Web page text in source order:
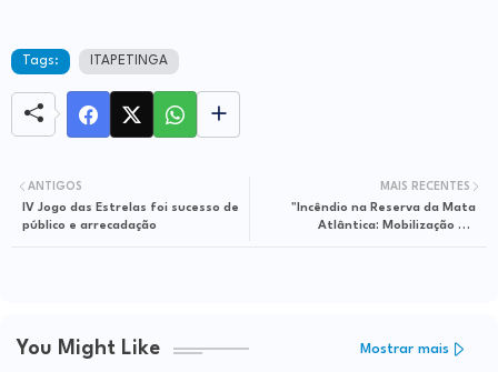
Tags: ITAPETINGA
MAIS RECENTES
"Incêndio na Reserva da Mata
Atlântica: Mobilização em
ANTIGOS
IV Jogo das Estrelas foi sucesso de
público e arrecadação
You Might Like Mostrar mais